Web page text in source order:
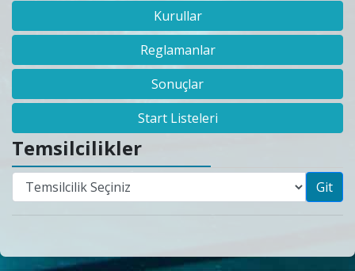
Kurullar
Reglamanlar
Sonuçlar
Start Listeleri
Temsilcilikler
Git